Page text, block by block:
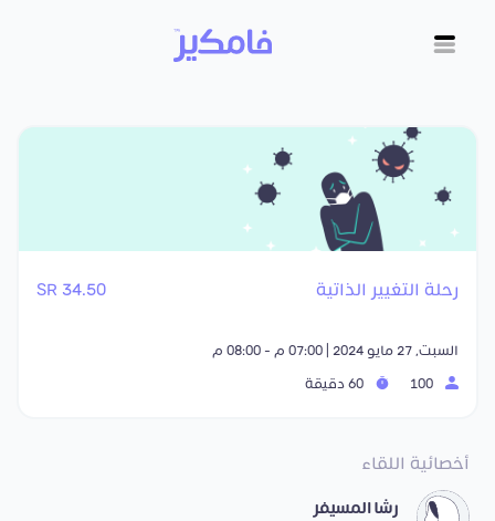
رحلة التغيير الذاتية 34.50 SR
السبت, 27 مايو 2024 | 07:00 م - 08:00 م
أخصائية اللقاء
رشا المسيفر